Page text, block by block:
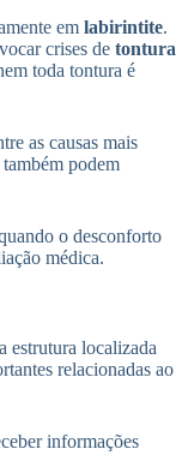
em labirintite.
crises de tontura
toda tontura é
as causas mais
podem
o desconforto
médica.
estrutura localizada
relacionadas ao
informações